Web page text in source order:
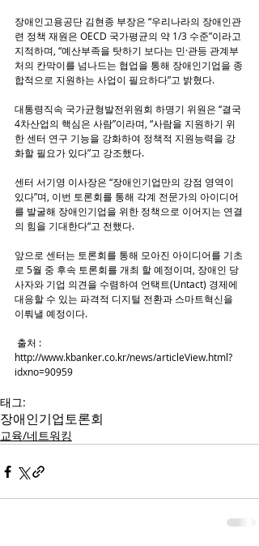
장애인고용공단 김현종 부장은 “우리나라의 장애인관
련 정책 재원은 OECD 국가평균의 약 1/3 수준”이라고
지적하며, “예산부족을 탓하기 보다는 민·관등 관계부
처의 칸막이를 넘나드는 협업을 통해 장애인기업을 종
합적으로 지원하는 사업이 필요하다”고 밝혔다.
대통령직속 국가균형발전위원회 하명기 위원은 “결국
4차산업의 핵심은 사람”이라며, “사람을 지원하기 위
한 센터 연구 기능을 강화하여 정책적 지원능력을 강
화할 필요가 있다”고 강조했다.
센터 서기영 이사장은 “장애인기업만의 강점 영역이
있다”며, 이번 토론회를 통해 각계 전문가의 아이디어
를 발굴해 장애인기업을 위한 정책으로 이어지는 연결
의 힘을 기대한다“고 전했다.
앞으로 센터는 토론회를 통해 모아진 아이디어를 기초
로 5월 중 후속 토론회를 개최 할 예정이며, 장애인 당
사자와 기업 의견을 수렴하여 언택트(Untact) 경제에
대응할 수 있는 파격적 디지털 전환과 스마트혁신을
이뤄낼 예정이다.
http://www.kbanker.co.kr/news/articleView.html?
idxno=90959
태그:
장애인기업토론회
교육/네트워킹